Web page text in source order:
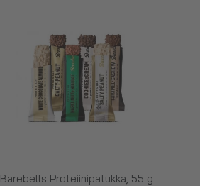
Barebells Proteiinipatukka, 55 g